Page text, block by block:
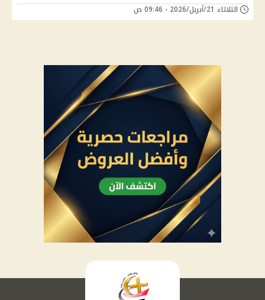
الثلاثاء 21/أبريل/2026 - 09:46 ص